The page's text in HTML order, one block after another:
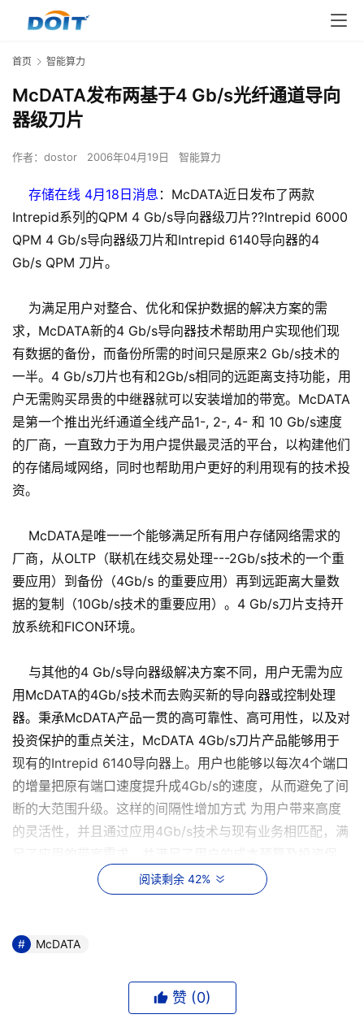
首页 智能算力
McDATA发布两基于4 Gb/s光纤通道导向
器级刀片
作者： dostor 2006年04月19日 智能算力
存储在线 4月18日消息 ：McDATA近日发布了两款
Intrepid系列的QPM 4 Gb/s导向器级刀片??Intrepid 6000
QPM 4 Gb/s导向器级刀片和Intrepid 6140导向器的4
Gb/s QPM 刀片。
为满足用户对整合、优化和保护数据的解决方案的需
求，McDATA新的4 Gb/s导向器技术帮助用户实现他们现
有数据的备份，而备份所需的时间只是原来2 Gb/s技术的
一半。4 Gb/s刀片也有和2Gb/s相同的远距离支持功能，用
户无需购买昂贵的中继器就可以安装增加的带宽。McDATA
是第一个推出光纤通道全线产品1-, 2-, 4- 和 10 Gb/s速度
的厂商，一直致力于为用户提供最灵活的平台，以构建他们
的存储局域网络，同时也帮助用户更好的利用现有的技术投
资。
McDATA是唯一一个能够满足所有用户存储网络需求的
厂商，从OLTP（联机在线交易处理---2Gb/s技术的一个重
要应用）到备份（4Gb/s 的重要应用）再到远距离大量数
据的复制（10Gb/s技术的重要应用）。4 Gb/s刀片支持开
放系统和FICON环境。
与其他的4 Gb/s导向器级解决方案不同，用户无需为应
用McDATA的4Gb/s技术而去购买新的导向器或控制处理
器。秉承McDATA产品一贯的高可靠性、高可用性，以及对
投资保护的重点关注，McDATA 4Gb/s刀片产品能够用于
现有的Intrepid 6140导向器上。用户也能够以每次4个端口
的增量把原有端口速度提升成4Gb/s的速度，从而避免了间
断的大范围升级。这样的间隔性增加方式 为用户带来高度
的灵活性，并且通过应用4Gb/s技术与现有业务相匹配，满
护。而业内其他4Gb/s产品要求用户至少以每16个端口的数
量进行升级，但是这无疑增加了用户应用4Gb/s技术的初始
“McDATA新的4Gb/s性能加上新近发布的10Gb/s刀片使
Intrepid6410用户能够在无需中断发展和更换现有导向器技
阅读剩余 42%
McDATA
赞 (0)